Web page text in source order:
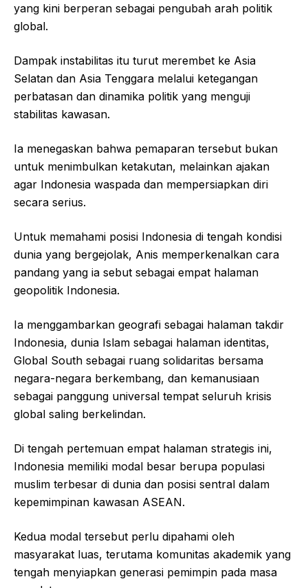
yang kini berperan sebagai pengubah arah politik
global.
Dampak instabilitas itu turut merembet ke Asia
Selatan dan Asia Tenggara melalui ketegangan
perbatasan dan dinamika politik yang menguji
stabilitas kawasan.
Ia menegaskan bahwa pemaparan tersebut bukan
untuk menimbulkan ketakutan, melainkan ajakan
agar Indonesia waspada dan mempersiapkan diri
secara serius.
Untuk memahami posisi Indonesia di tengah kondisi
dunia yang bergejolak, Anis memperkenalkan cara
pandang yang ia sebut sebagai empat halaman
geopolitik Indonesia.
Ia menggambarkan geografi sebagai halaman takdir
Indonesia, dunia Islam sebagai halaman identitas,
Global South sebagai ruang solidaritas bersama
negara-negara berkembang, dan kemanusiaan
sebagai panggung universal tempat seluruh krisis
global saling berkelindan.
Di tengah pertemuan empat halaman strategis ini,
Indonesia memiliki modal besar berupa populasi
muslim terbesar di dunia dan posisi sentral dalam
kepemimpinan kawasan ASEAN.
Kedua modal tersebut perlu dipahami oleh
masyarakat luas, terutama komunitas akademik yang
tengah menyiapkan generasi pemimpin pada masa